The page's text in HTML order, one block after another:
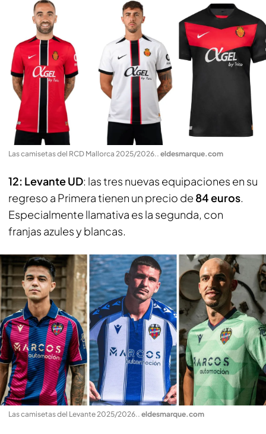
Las camisetas del RCD Mallorca 2025/2026.. eldesmarque.com
12: Levante UD: las tres nuevas equipaciones en su
regreso a Primera tienen un precio de 84 euros.
Especialmente llamativa es la segunda, con
franjas azules y blancas.
Las camisetas del Levante 2025/2026.. eldesmarque.com